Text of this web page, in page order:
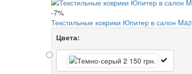
-7%
Текстильные коврики Юпитер в салон
Цвета: